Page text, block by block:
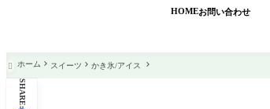
HOMEお問い合わせ
 ホーム スイーツ かき氷/アイス
SHARE: